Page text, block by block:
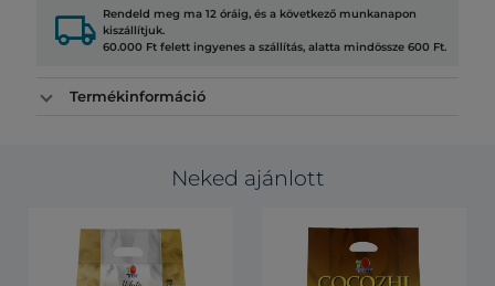
local_shipping Rendeld meg ma 12 óráig, és a következő munkanapon
kiszállítjuk.
60.000 Ft felett ingyenes a szállítás, alatta mindössze 600 Ft.
Termékinformáció
Neked ajánlott